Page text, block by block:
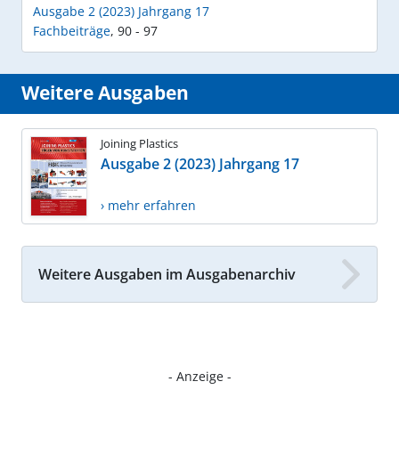
Ausgabe 2 (2023) Jahrgang 17
Fachbeiträge, 90 - 97
Weitere Ausgaben
Joining Plastics
Ausgabe 2 (2023) Jahrgang 17
› mehr erfahren
Weitere Ausgaben im Ausgabenarchiv
- Anzeige -